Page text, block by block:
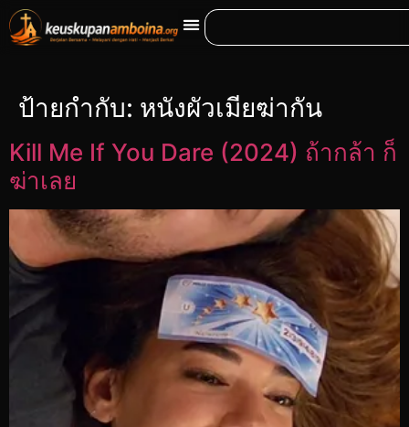
ป้ายกำกับ: หนังผัวเมียฆ่ากัน
Kill Me If You Dare (2024) ถ้ากล้า ก็
ฆ่าเลย